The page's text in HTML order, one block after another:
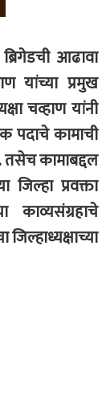
आढावा
यांच्या प्रमुख
चव्हाण यांनी
पदाचे कामाची
तसेच कामाबद्दल
जिल्हा प्रवक्ता
काव्यसंग्रहाचे